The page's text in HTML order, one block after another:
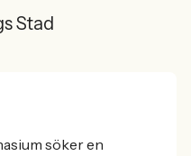
Stad
söker en